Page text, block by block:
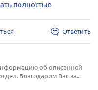
полностью
Ответить
об описанной
Благодарим Вас за...